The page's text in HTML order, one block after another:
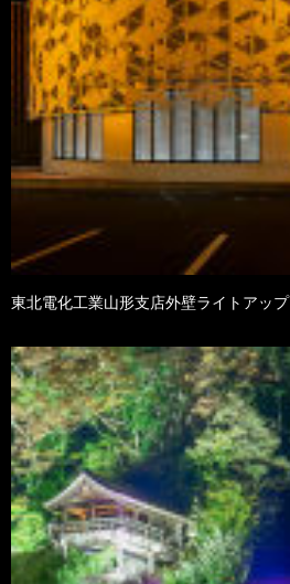
東北電化工業山形支店外壁ライトアップ